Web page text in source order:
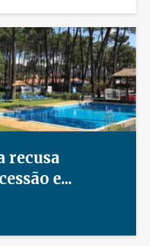
recusa
e...